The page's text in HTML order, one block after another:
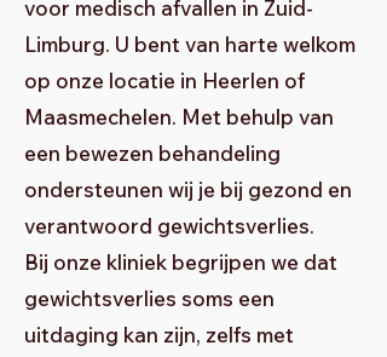
voor medisch afvallen in Zuid-
Limburg. U bent van harte welkom
op onze locatie in Heerlen of
Maasmechelen. Met behulp van
een bewezen behandeling
ondersteunen wij je bij gezond en
verantwoord gewichtsverlies.
Bij onze kliniek begrijpen we dat
gewichtsverlies soms een
uitdaging kan zijn, zelfs met